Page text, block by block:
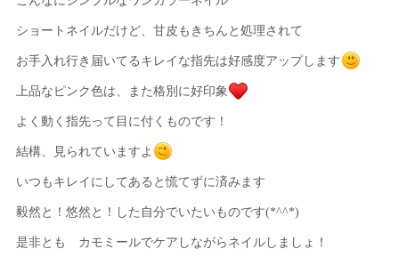
ショートネイルだけど、甘皮もきちんと処理されて
お手入れ行き届いてるキレイな指先は好感度アップします
上品なピンク色は、また格別に好印象
よく動く指先って目に付くものです！
結構、見られていますよ
いつもキレイにしてあると慌てずに済みます
毅然と！悠然と！した自分でいたいものです(*^^*)
是非とも カモミールでケアしながらネイルしましょ！